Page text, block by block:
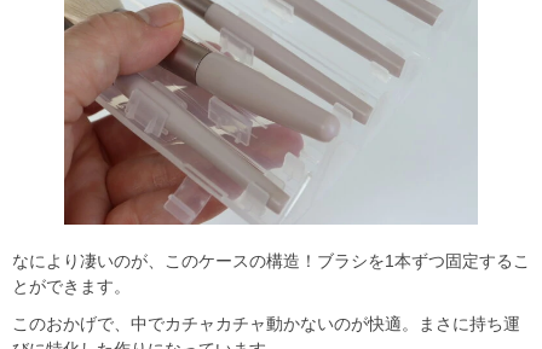
なにより凄いのが、このケースの構造！ブラシを1本ずつ固定するこ
とができます。
このおかげで、中でカチャカチャ動かないのが快適。まさに持ち運